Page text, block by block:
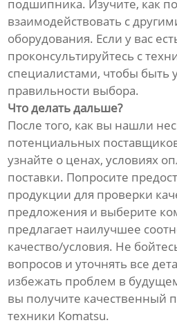
подшипника. Изучите, как
взаимодействовать с
оборудования. Если у вас
проконсультируйтесь с
специалистами, чтобы быть
правильности выбора.
Что делать дальше?
После того, как вы нашли
потенциальных
узнайте о ценах, условиях
поставки. Попросите
продукции для проверки
предложения и выберите
предлагает наилучшее
качество/условия. Не
вопросов и уточнять все
избежать проблем в
вы получите качественный
техники Komatsu.